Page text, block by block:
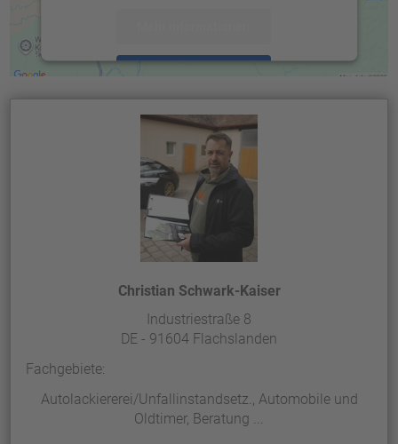
Management Platform&eRecht24
Christian Schwark-Kaiser
Industriestraße 8
DE - 91604 Flachslanden
Fachgebiete:
Autolackiererei/Unfallinstandsetz., Automobile und
Oldtimer, Beratung ...